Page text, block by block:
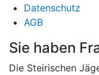
Datenschutz
AGB
Sie haben
Die Steirischen